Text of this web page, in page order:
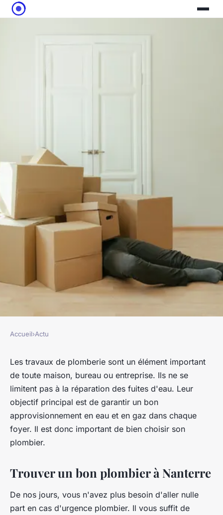
Vous avez besoin d'un
plombier à Nanterre :
comment le trouver ?
franck•19 décembre 2022•2 min de lecture
Accueil›Actu
Les travaux de plomberie sont un élément important
de toute maison, bureau ou entreprise. Ils ne se
limitent pas à la réparation des fuites d'eau. Leur
objectif principal est de garantir un bon
approvisionnement en eau et en gaz dans chaque
foyer. Il est donc important de bien choisir son
plombier.
Trouver un bon plombier à Nanterre
De nos jours, vous n'avez plus besoin d'aller nulle
part en cas d'urgence plombier. Il vous suffit de